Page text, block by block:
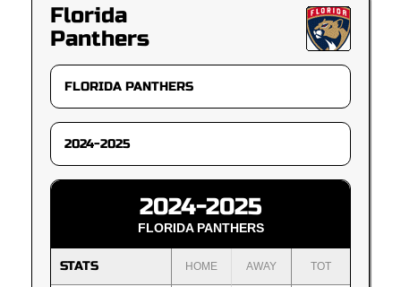
Florida
Panthers
2024-2025
FLORIDA PANTHERS
STATS HOME AWAY TOT